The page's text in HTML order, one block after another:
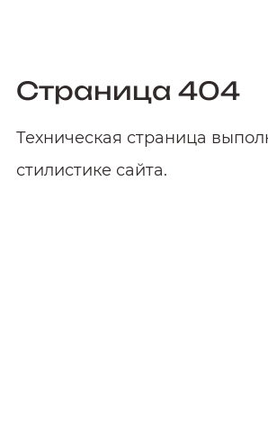
Страница 404
Техническая страница
стилистике сайта.